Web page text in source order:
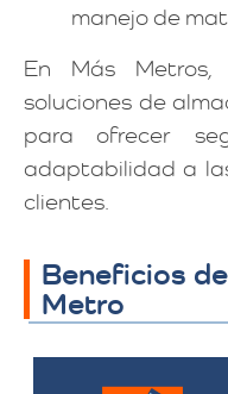
manejo de
En Más
soluciones de
para ofrecer
adaptabilidad a
clientes.
Beneficios
Metro